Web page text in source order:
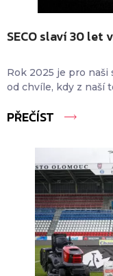
SECO slaví 30
Rok 2025 je pro
od chvíle, kdy z naší
PŘEČÍST